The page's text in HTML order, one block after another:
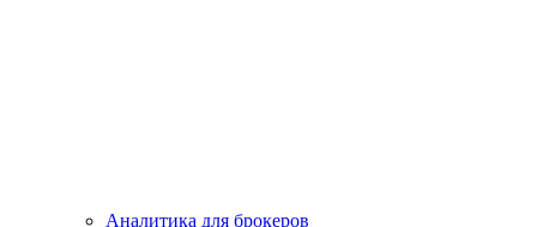
Аналитика для брокеров